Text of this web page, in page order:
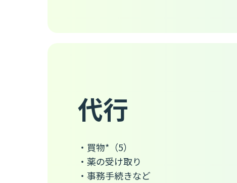
代行
・買物*（5）
・薬の受け取り
・事務手続きなど